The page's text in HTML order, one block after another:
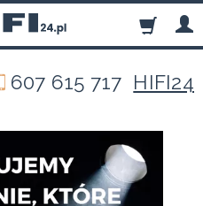
607 615 717 HIFI24